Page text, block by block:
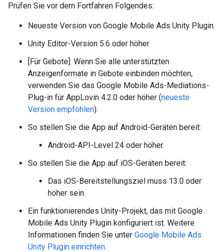
Prüfen Sie vor dem Fortfahren Folgendes:
Neueste Version von Google Mobile Ads Unity Plugin.
Unity Editor-Version 5.6 oder höher
[Für Gebote]: Wenn Sie alle unterstützten
Anzeigenformate in Gebote einbinden möchten,
verwenden Sie das Google Mobile Ads-Mediations-
Plug-in für AppLovin 4.2.0 oder höher (neueste
Version empfohlen).
So stellen Sie die App auf Android-Geräten bereit:
Android-API-Level 24 oder höher.
So stellen Sie die App auf iOS-Geräten bereit:
Das iOS-Bereitstellungsziel muss 13.0 oder
höher sein.
Ein funktionierendes Unity-Projekt, das mit Google
Mobile Ads Unity Plugin konfiguriert ist. Weitere
Informationen finden Sie unter Google Mobile Ads
Unity Plugin einrichten.